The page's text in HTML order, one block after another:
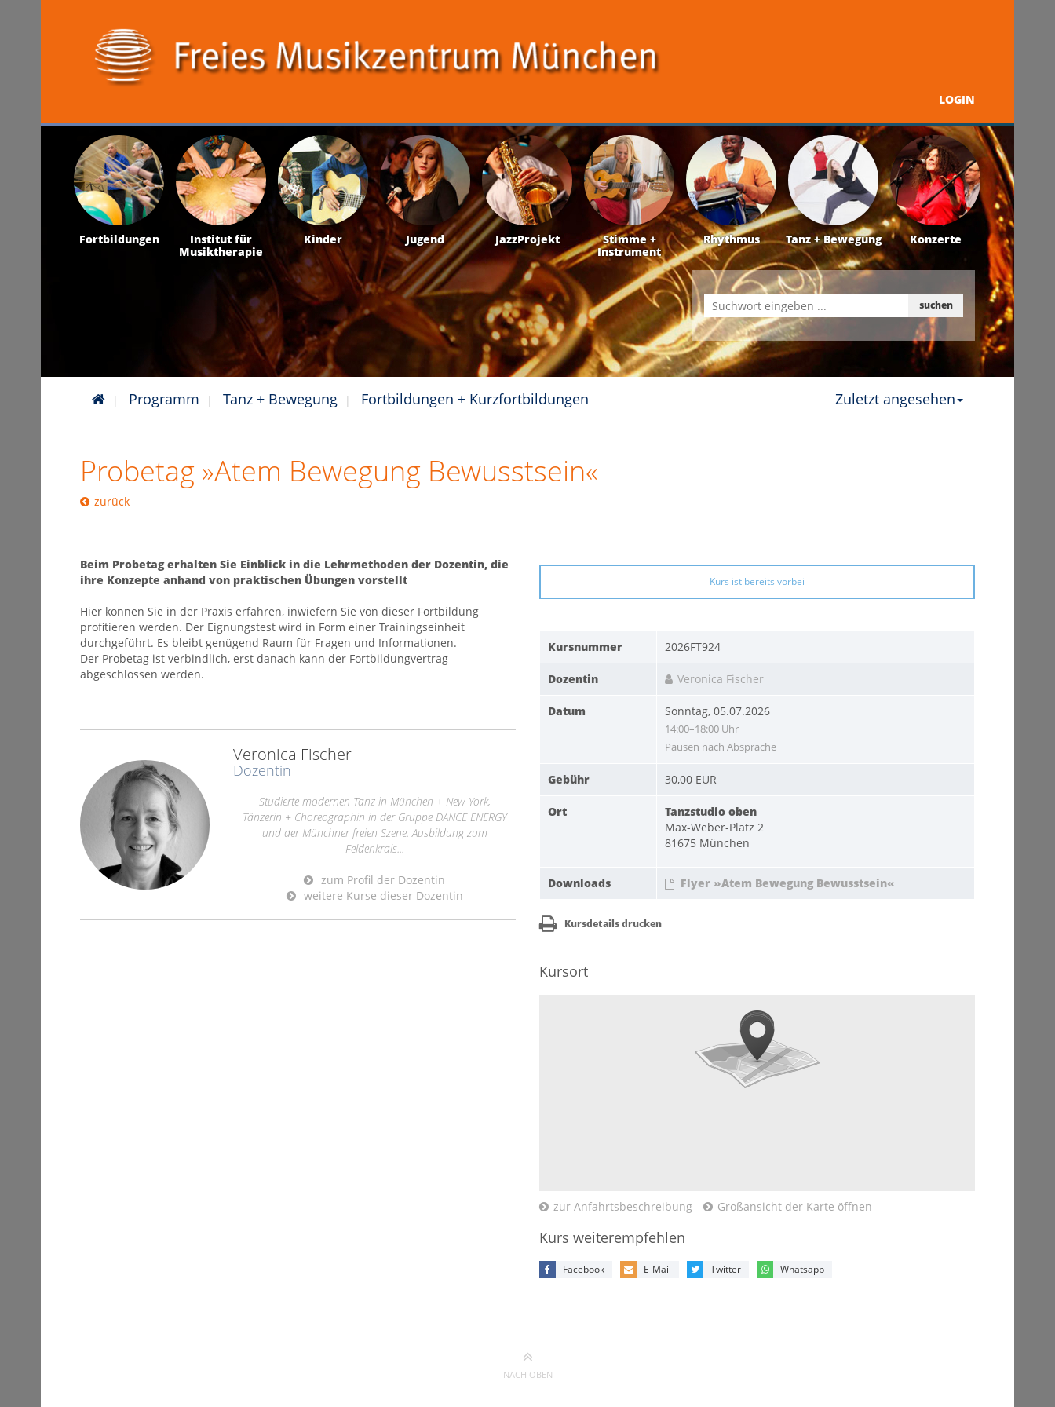
LOGIN
Programm Über uns Kontakt + Service
Fortbildungen
Institut für
Musiktherapie
Kinder Jugend JazzProjekt
Stimme +
Instrument
Rhythmus Tanz + Bewegung Konzerte
suchen
Programm Tanz + Bewegung Fortbildungen + Kurzfortbildungen Zuletzt angesehen
Probetag »Atem Bewegung Bewusstsein«
zurück
Kurs ist bereits vorbei
Kursnummer 2026FT924
Dozentin Veronica Fischer
Datum Sonntag, 05.07.2026
14:00–18:00 Uhr
Pausen nach Absprache
Gebühr 30,00 EUR
Ort
Tanzstudio oben
Max-Weber-Platz 2
81675 München
Downloads Flyer »Atem Bewegung Bewusstsein«
Kursdetails drucken
Kursort
zur Anfahrtsbeschreibung Großansicht der Karte öffnen
Kurs weiterempfehlen
Facebook E-Mail Twitter Whatsapp
Beim Probetag erhalten Sie Einblick in die Lehrmethoden der Dozentin, die
ihre Konzepte anhand von praktischen Übungen vorstellt
Hier können Sie in der Praxis erfahren, inwiefern Sie von dieser Fortbildung
profitieren werden. Der Eignungstest wird in Form einer Trainingseinheit
durchgeführt. Es bleibt genügend Raum für Fragen und Informationen.
Der Probetag ist verbindlich, erst danach kann der Fortbildungvertrag
abgeschlossen werden.
Veronica Fischer
Dozentin
Studierte modernen Tanz in München + New York,
Tänzerin + Choreographin in der Gruppe DANCE ENERGY
und der Münchner freien Szene. Ausbildung zum
Feldenkrais...
zum Profil der Dozentin
weitere Kurse dieser Dozentin
NACH OBEN